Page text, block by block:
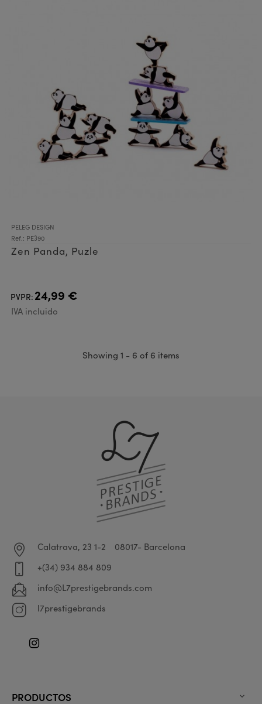
PELEG DESIGN
Ref.: PE390
Zen Panda, Puzle
PVPR: 24,99 €
IVA incluido
Showing 1 - 6 of 6 items
Calatrava, 23 1-2
08017- Barcelona
+(34) 934 884 809
info@L7prestigebrands.com
l7prestigebrands
Instagram
PRODUCTOS 